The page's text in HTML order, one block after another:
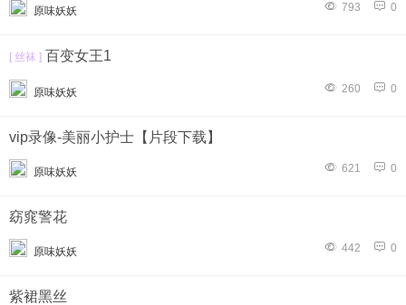
原味妖妖 793 0
[ 丝袜 ] 百变女王1
原味妖妖 260 0
vip录像-美丽小护士【片段下载】
原味妖妖 621 0
窈窕警花
原味妖妖 442 0
紫裙黑丝